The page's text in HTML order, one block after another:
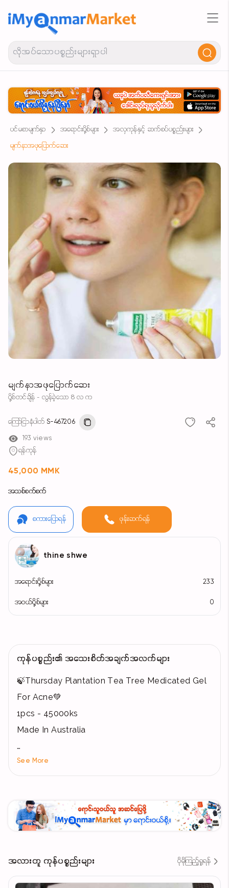
ပင်မစာမျက်နှာ အရောင်းပို့စ်များ
အလှကုန်နှင့် ဆက်စပ်ပစ္စည်းများ
မျက်နာအဖုပြောက်ဆေး
မျက်နာအဖုပြောက်ဆေး
ပို့စ်တင်ချိန် - လွန်ခဲ့သော 8 လ က
ကြော်ငြာနံပါတ် S-467206
193 views
ရန်ကုန်
45,000 MMK
အသစ်စက်စက်
စကားပြောရန် ဖုန်းဆက်ရန်
thine shwe
အရောင်းပို့စ်များ 233
အဝယ်ပို့စ်များ 0
ကုန်ပစ္စည်း၏ အသေးစိတ်အချက်အလက်များ
🍃Thursday Plantation Tea Tree Medicated Gel
For Acne💚
1pcs - 45000ks
Made In Australia
‎🍃ဝက်ခြံ အဆီဖု တွေကြောင့်စိတ်ညစ်နေရသူတွေ ဘာ
‎💗Review ကောင်းများစွာရထားပြီးတကယ်ဝက်ခြံ အဖု
နာမည်ကြီးတယ်နော်
See More
အလားတူ ကုန်ပစ္စည်းများ ပိုမိုကြည့်ရှုရန်